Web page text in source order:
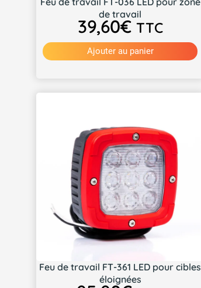
de travail
39,60€ TTC
Ajouter au panier
Feu de travail FT-361 LED pour cibles
éloignées